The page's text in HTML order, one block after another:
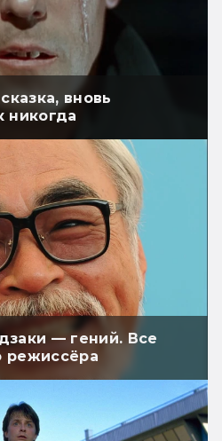
вновь
никогда
— гений. Все
режиссёра